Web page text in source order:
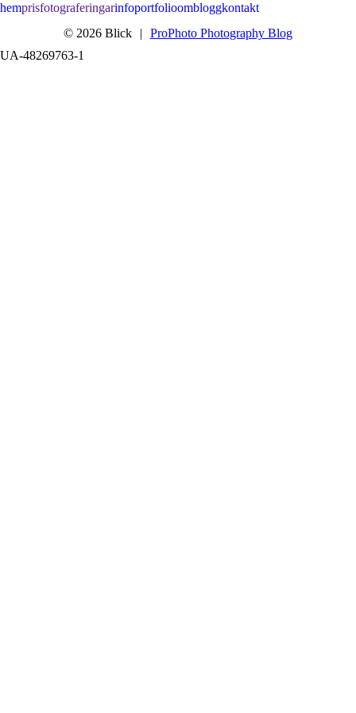
hemprisfotograferingarinfoportfolioombloggkontakt
© 2026 Blick
|
ProPhoto Photography Blog
UA-48269763-1